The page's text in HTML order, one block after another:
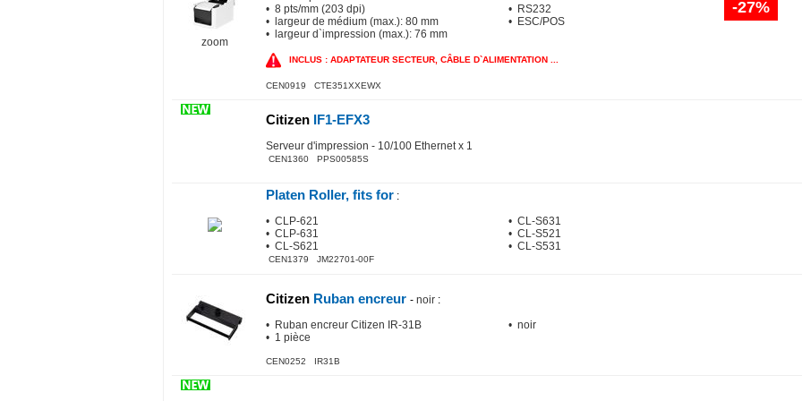
zoom
• 8 pts/mm (203 dpi)
• largeur de médium (max.): 80 mm
• largeur d`impression (max.): 76 mm
• RS232
• ESC/POS
INCLUS : ADAPTATEUR SECTEUR, CÂBLE D`ALIMENTATION ...
CEN0919 CTE351XXEWX
-27%
Citizen IF1-EFX3
Serveur d'impression - 10/100 Ethernet x 1
CEN1360 PPS00585S
Platen Roller, fits for :
• CLP-621
• CLP-631
• CL-S621
• CL-S631
• CL-S521
• CL-S531
CEN1379 JM22701-00F
Citizen Ruban encreur - noir :
• Ruban encreur Citizen IR-31B
• 1 pièce
• noir
CEN0252 IR31B